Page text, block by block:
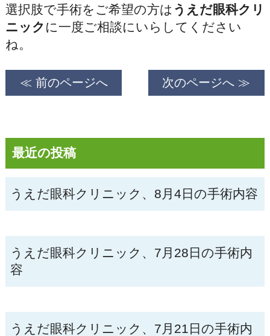
最近の投稿
うえだ眼科クリニック、8月4日の手術内容
うえだ眼科クリニック、7月28日の手術内
容
うえだ眼科クリニック、7月21日の手術内
選択肢で手術をご希望の方は うえだ眼科クリ
ニック に一度ご相談にいらしてください
ね。
≪ 前のページへ 次のページへ ≫